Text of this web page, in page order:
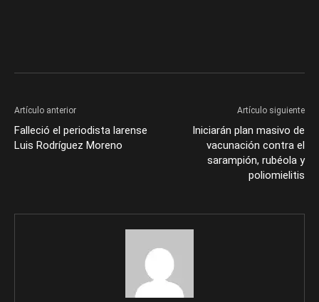
Artículo anterior
Falleció el periodista larense
Luis Rodríguez Moreno
Artículo siguiente
Iniciarán plan masivo de
vacunación contra el
sarampión, rubéola y
poliomielitis